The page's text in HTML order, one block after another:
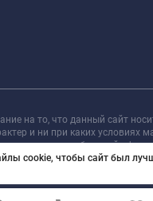
на то, что данный сайт
и ни при каких условиях
не являются публичной
положениями Статьи 437
cookie, чтобы сайт был